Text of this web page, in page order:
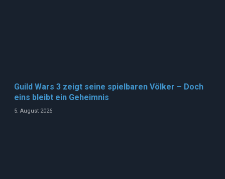
Guild Wars 3 zeigt seine spielbaren Völker – Doch
eins bleibt ein Geheimnis
5. August 2026